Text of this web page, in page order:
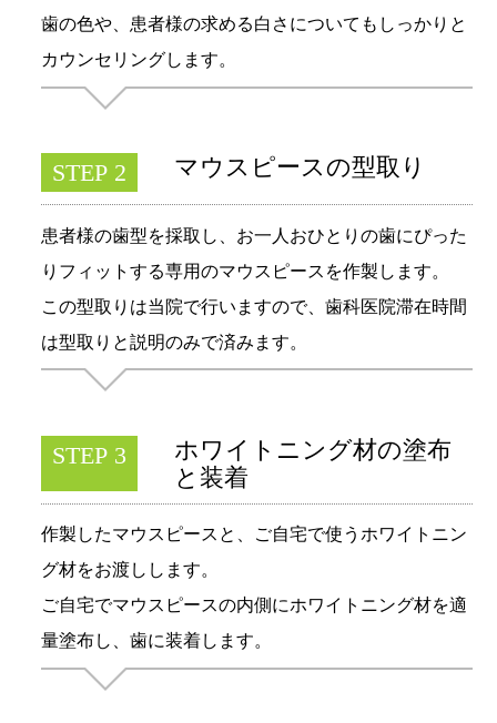
歯の色や、患者様の求める白さについてもしっかりと
カウンセリングします。
STEP 2 マウスピースの型取り
患者様の歯型を採取し、お一人おひとりの歯にぴった
りフィットする専用のマウスピースを作製します。
この型取りは当院で行いますので、歯科医院滞在時間
は型取りと説明のみで済みます。
STEP 3
ホワイトニング材の塗布
と装着
作製したマウスピースと、ご自宅で使うホワイトニン
グ材をお渡しします。
ご自宅でマウスピースの内側にホワイトニング材を適
量塗布し、歯に装着します。